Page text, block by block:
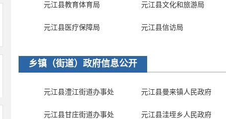
元江县教育体育局 元江县文化和旅游局
元江县医疗保障局
元江县信访局
乡镇（街道）政府信息公开
元江县澧江街道办事处 元江县曼来镇人民政府
元江县甘庄街道办事处 元江县洼垤乡人民政府